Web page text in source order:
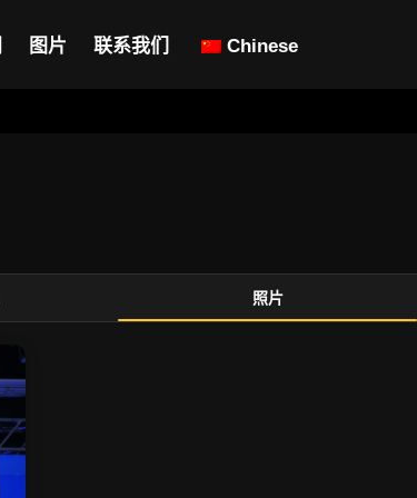
图片 联系我们 Chinese
照片